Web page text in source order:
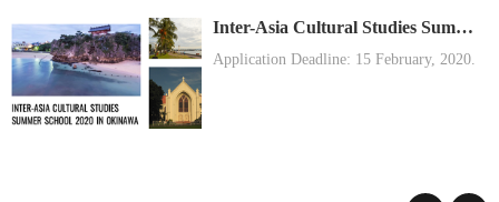
Inter-Asia Cultural Studies Summer School 2020 in Okinawa
Application Deadline: 15 February, 2020.